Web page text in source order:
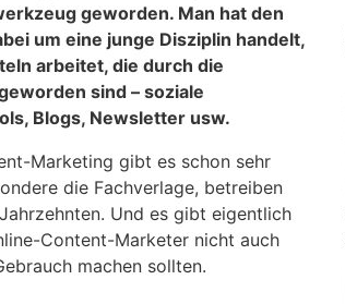
geworden. Man hat den
um eine junge Disziplin handelt,
arbeitet, die durch die
sind – soziale
Blogs, Newsletter usw.
Marketing gibt es schon sehr
die Fachverlage, betreiben
Und es gibt eigentlich
Content-Marketer nicht auch
machen sollten.